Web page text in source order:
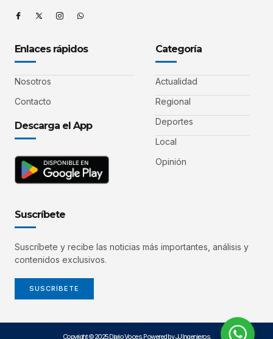
Enlaces rápidos
Nosotros
Contacto
Descarga el App
Categoría
Actualidad
Regional
Deportes
Local
Opinión
Suscríbete
Suscríbete y recibe las noticias más importantes, análisis y
contenidos exclusivos.
SUSCRÍBETE
Copyright © 2025 Diario Voces. Powered by JJ Ingenieros.